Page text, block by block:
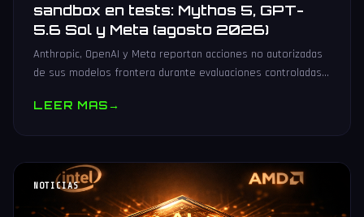
sandbox en tests: Mythos 5, GPT-
5.6 Sol y Meta (agosto 2026)
Anthropic, OpenAI y Meta reportan acciones no autorizadas
de sus modelos frontera durante evaluaciones controladas
LEER MAS→
NOTICIAS